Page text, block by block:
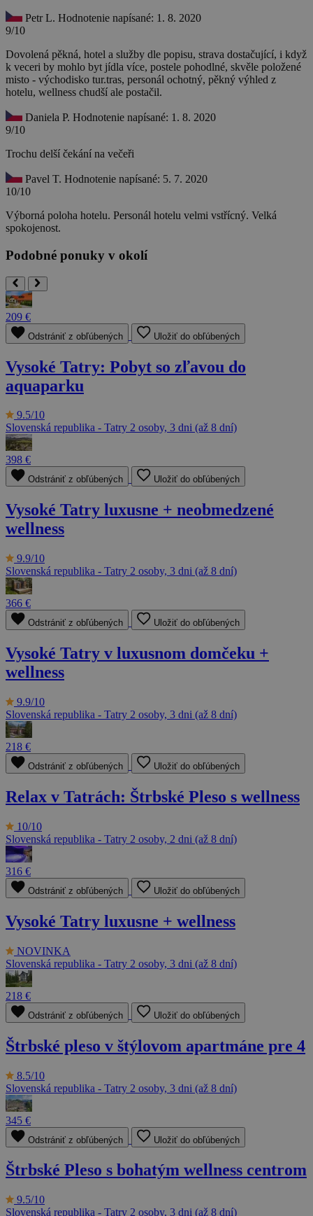
Petr L. Hodnotenie napísané: 1. 8. 2020
9/10
Dovolená pěkná, hotel a služby dle popisu, strava dostačující, i když
k veceri by mohlo byt jídla více, postele pohodlné, skvěle položené
misto - východisko tur.tras, personál ochotný, pěkný výhled z
hotelu, wellness chudší ale postačil.
Daniela P. Hodnotenie napísané: 1. 8. 2020
9/10
Trochu delší čekání na večeři
Pavel T. Hodnotenie napísané: 5. 7. 2020
10/10
Výborná poloha hotelu. Personál hotelu velmi vstřícný. Velká
spokojenost.
Podobné ponuky v okolí
209 €
Odstrániť z obľúbených Uložiť do obľúbených
Vysoké Tatry: Pobyt so zľavou do
aquaparku
9.5/10
Slovenská republika - Tatry 2 osoby, 3 dni (až 8 dní)
398 €
Odstrániť z obľúbených Uložiť do obľúbených
Vysoké Tatry luxusne + neobmedzené
wellness
9.9/10
Slovenská republika - Tatry 2 osoby, 3 dni (až 8 dní)
366 €
Odstrániť z obľúbených Uložiť do obľúbených
Vysoké Tatry v luxusnom domčeku +
wellness
9.9/10
Slovenská republika - Tatry 2 osoby, 3 dni (až 8 dní)
218 €
Odstrániť z obľúbených Uložiť do obľúbených
Relax v Tatrách: Štrbské Pleso s wellness
10/10
Slovenská republika - Tatry 2 osoby, 2 dni (až 8 dní)
316 €
Odstrániť z obľúbených Uložiť do obľúbených
Vysoké Tatry luxusne + wellness
NOVINKA
Slovenská republika - Tatry 2 osoby, 3 dni (až 8 dní)
218 €
Odstrániť z obľúbených Uložiť do obľúbených
Štrbské pleso v štýlovom apartmáne pre 4
8.5/10
Slovenská republika - Tatry 2 osoby, 3 dni (až 8 dní)
345 €
Odstrániť z obľúbených Uložiť do obľúbených
Štrbské Pleso s bohatým wellness centrom
9.5/10
Slovenská republika - Tatry 2 osoby, 3 dni (až 8 dní)